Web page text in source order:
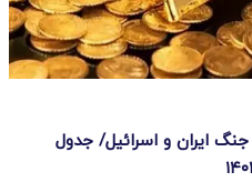
ایران و اسرائیل/ جدول